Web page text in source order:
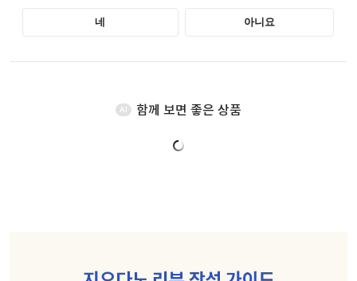
AI 함께 보면 좋은 상품